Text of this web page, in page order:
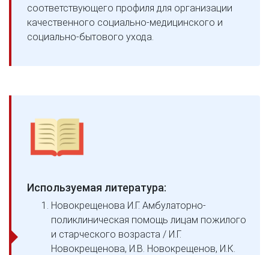
соответствующего профиля для организации
качественного социально-медицинского и
социально-бытового ухода.
Используемая литература:
Новокрещенова И.Г. Амбулаторно-
поликлиническая помощь лицам пожилого
и старческого возраста / И.Г.
Новокрещенова, И.В. Новокрещенов, И.К.